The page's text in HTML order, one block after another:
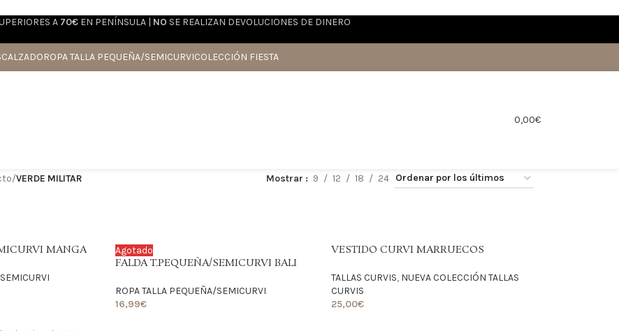
A 70€ EN PENÍNSULA | NO SE REALIZAN DEVOLUCIONES DE DINERO
CALZADOROPA TALLA PEQUEÑA/SEMICURVICOLECCIÓN FIESTA
0,00€
/VERDE MILITAR Mostrar 9 12 18 24
MANGA Agotado
FALDA T.PEQUEÑA/SEMICURVI BALI
ROPA TALLA PEQUEÑA/SEMICURVI
16,99€
VESTIDO CURVI MARRUECOS
TALLAS CURVIS, NUEVA COLECCIÓN TALLAS
CURVIS
25,00€